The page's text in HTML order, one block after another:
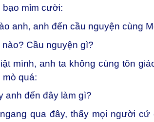
bạo mỉm cười:
anh, anh đến cầu nguyện cùng
nào? Cầu nguyện gì?
mình, anh ta không cùng tôn
mò quá:
anh đến đây làm gì?
qua đây, thấy mọi người